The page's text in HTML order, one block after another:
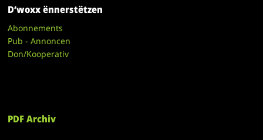
D’woxx ënnerstëtzen
Abonnements
Pub - Annoncen
Don/Kooperativ
PDF Archiv